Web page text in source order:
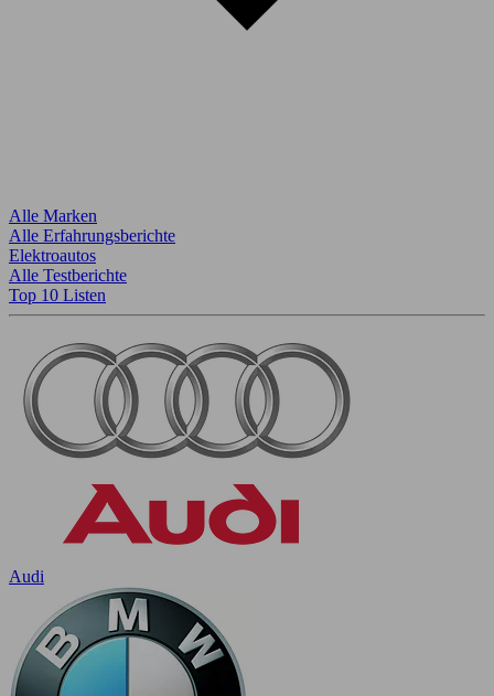
Alle Marken
Alle Erfahrungsberichte
Elektroautos
Alle Testberichte
Top 10 Listen
Audi